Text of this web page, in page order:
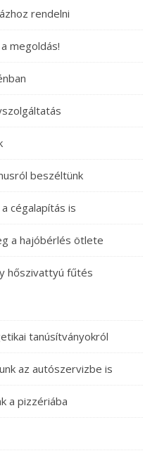
rendelni
megoldás!
beszéltünk
cégalapítás is
a hajóbérlés ötlete
hőszivattyú fűtés
tanúsítványokról
az autószervizbe is
a pizzériába